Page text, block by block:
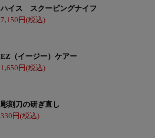
ハイス スクーピングナイフ
7,150
EZ（イージー）ケアー
1,650
彫刻刀の研ぎ直し
330